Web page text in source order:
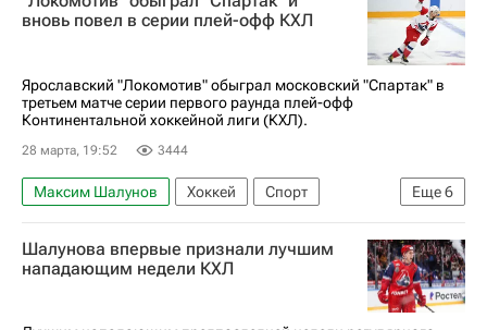
Салават Юлаев
КХЛ 2025-2026
Рушан Рафиков
вновь повел в серии плей-офф КХЛ
Ярославский "Локомотив" обыграл московский "Спартак" в
третьем матче серии первого раунда плей-офф
Континентальной хоккейной лиги (КХЛ).
28 марта, 19:52 3444
Еще6
Максим Шалунов Хоккей
Спорт
Александр Радулов
Артур Каюмов
Локомотив (Ярославль)
ХК Спартак (Москва)
Шалунова впервые признали лучшим
нападающим недели КХЛ